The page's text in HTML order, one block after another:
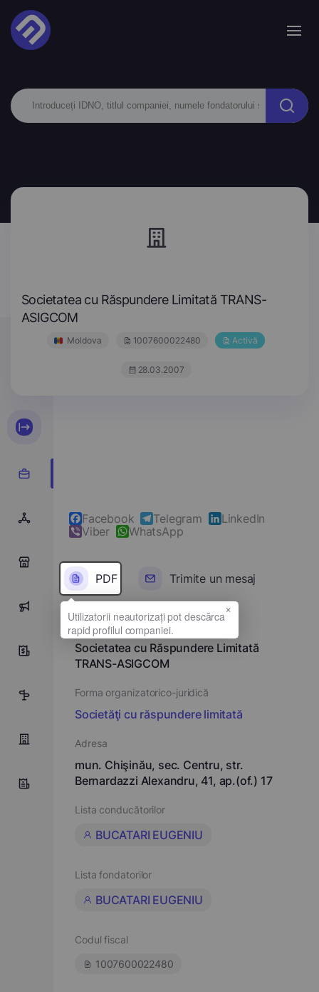
Societatea cu Răspundere Limitată TRANS-
ASIGCOM
Moldova 1007600022480 Activă
28.03.2007
9
8
Facebook Telegram
LinkedIn
Viber
WhatsApp
PDF Trimite un mesaj
Denumirea completă
Societatea cu Răspundere Limitată
TRANS-ASIGCOM
Forma organizatorico-juridică
Societăţi cu răspundere limitată
Adresa
mun. Chişinău, sec. Centru, str.
Bernardazzi Alexandru, 41, ap.(of.) 17
Lista conducătorilor
BUCATARI EUGENIU
Lista fondatorilor
BUCATARI EUGENIU
Codul fiscal
1007600022480
×